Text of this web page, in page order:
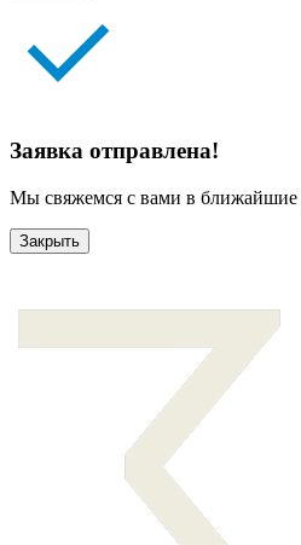
Заявка отправлена!
Мы свяжемся с вами в ближайшие
Закрыть